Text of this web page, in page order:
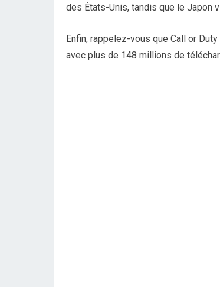
des États-Unis, tandis que le Japon
Enfin, rappelez-vous que Call or
avec plus de 148 millions de